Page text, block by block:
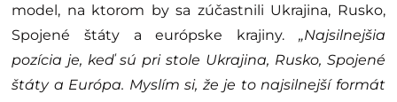
model, na ktorom by sa zúčastnili Ukrajina, Rusko,
Spojené štáty a európske krajiny. „Najsilnejšia
pozícia je, keď sú pri stole Ukrajina, Rusko, Spojené
štáty a Európa. Myslím si, že je to najsilnejší formát